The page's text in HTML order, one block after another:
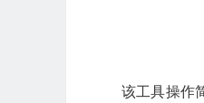
该工具操作